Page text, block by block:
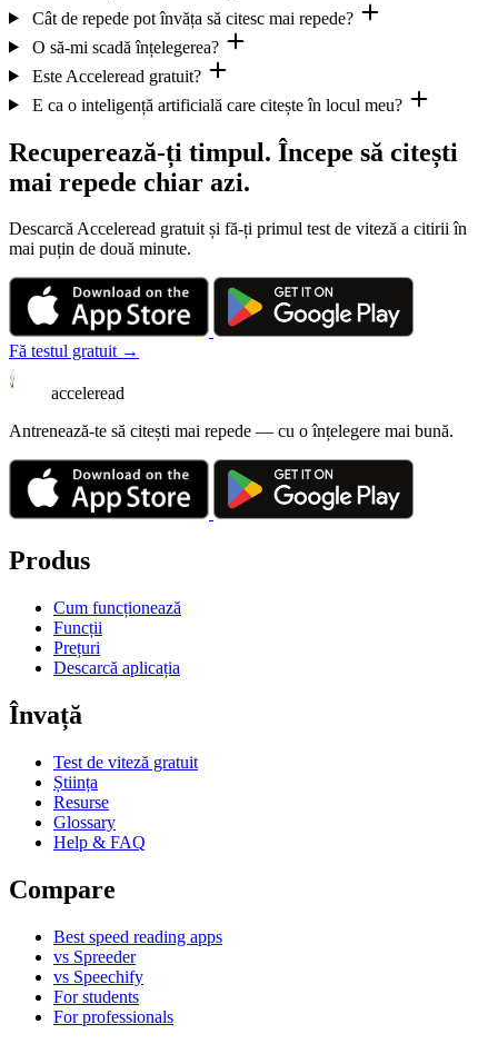
Cât de repede pot învăța să citesc mai repede?
O să-mi scadă înțelegerea?
Este Acceleread gratuit?
E ca o inteligență artificială care citește în locul meu?
Recuperează-ți timpul. Începe să citești
mai repede chiar azi.
Descarcă Acceleread gratuit și fă-ți primul test de viteză a citirii în
mai puțin de două minute.
Fă testul gratuit →
acceleread
Antrenează-te să citești mai repede — cu o înțelegere mai bună.
Produs
Cum funcționează
Funcții
Prețuri
Descarcă aplicația
Învață
Test de viteză gratuit
Știința
Resurse
Glossary
Help & FAQ
Compare
Best speed reading apps
vs Spreeder
vs Speechify
For students
For professionals